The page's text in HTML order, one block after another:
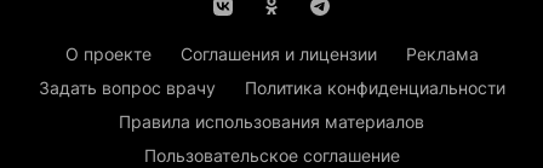
О проекте Соглашения и лицензии
Реклама
Задать вопрос врачу
Политика конфиденциальности
Правила использования материалов
Пользовательское соглашение